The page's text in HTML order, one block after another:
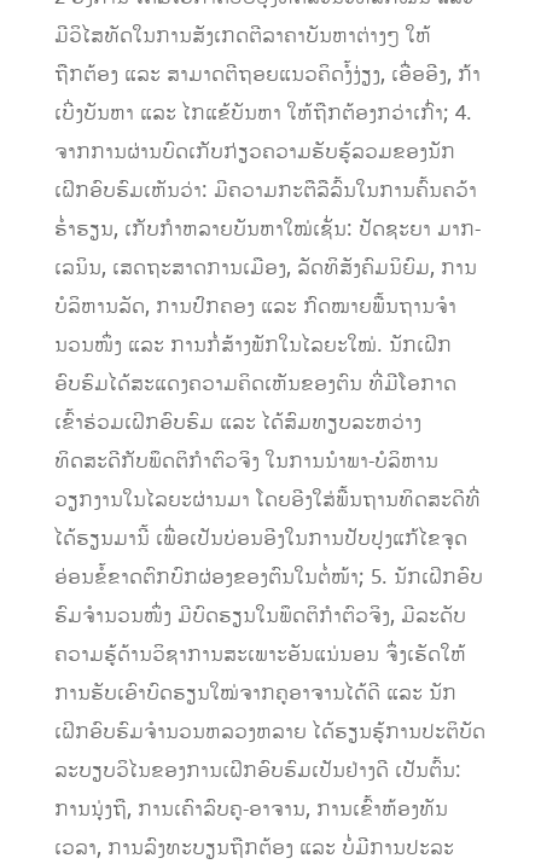
ມີວິໄສທັດໃນການສັງເກດຕີລາຄາບັນຫາຕ່າງໆ ໃຫ້
ຖືກຕ້ອງ ແລະ ສາມາດຕີຖອຍແນວຄິດງໍ້ງ່ຽງ, ເອື່ອອີງ, ກ້າ
ເບີ່ງບັນຫາ ແລະ ໄກແຂ້ບັນຫາ ໃຫ້ຖືກຕ້ອງກວ່າເກົ່າ; 4.
ຈາກການຜ່ານບົດເກັບກ່ຽວຄວາມຮັບຮູ້ລວມຂອງນັກ
ເຝິກອົບຮົມເຫັນວ່າ: ມີຄວາມກະຕືລືລົ້ນໃນການຄົ້ນຄວ້າ
ຮໍ່າຮຽນ, ເກັບກໍາຫລາຍບັນຫາໃໝ່ເຊັ່ນ: ປັດຊະຍາ ມາກ-
ເລນິນ, ເສດຖະສາດການເມືອງ, ລັດທິສັງຄົມນິຍົມ, ການ
ບໍລິຫານລັດ, ການປົກຄອງ ແລະ ກົດໝາຍພື້ນຖານຈໍາ
ນວນໜຶ່ງ ແລະ ການກໍ່ສ້າງພັກໃນໄລຍະໃໝ່. ນັກເຝິກ
ອົບຮົມໄດ້ສະແດງຄວາມຄິດເຫັນຂອງຕົນ ທີ່ມີໂອກາດ
ເຂົ້າຮ່ວມເຝິກອົບຮົມ ແລະ ໄດ້ສົມທຽບລະຫວ່າງ
ທິດສະດີກັບພຶດຕິກໍາຕົວຈິງ ໃນການນໍາພາ-ບໍລິຫານ
ວຽກງານໃນໄລຍະຜ່ານມາ ໂດຍອີງໃສ່ພື້ນຖານທິດສະດີທີ່
ໄດ້ຮຽນມານີ້ ເພື່ອເປັນບ່ອນອີງໃນການປັບປຸງແກ້ໄຂຈຸດ
ອ່ອນຂໍ້ຂາດຕົກບົກຜ່ອງຂອງຕົນໃນຕໍ່ໜ້າ; 5. ນັກເຝິກອົບ
ຮົມຈໍານວນໜຶ່ງ ມີບົດຮຽນໃນພຶດຕິກໍາຕົວຈິງ, ມີລະດັບ
ຄວາມຮູ້ດ້ານວິຊາການສະເພາະອັນແນ່ນອນ ຈຶ່ງເຮັດໃຫ້
ການຮັບເອົາບົດຮຽນໃໝ່ຈາກຄູອາຈານໄດ້ດີ ແລະ ນັກ
ເຝິກອົບຮົມຈໍານວນຫລວງຫລາຍ ໄດ້ຮຽນຮູ້ການປະຕິບັດ
ລະບຽບວິໄນຂອງການເຝິກອົບຮົມເປັນຢ່າງດີ ເປັນຕົ້ນ:
ການນຸ່ງຖື, ການເຄົາລົບຄູ-ອາຈານ, ການເຂົ້າຫ້ອງທັນ
ເວລາ, ການລົງທະບຽນຖືກຕ້ອງ ແລະ ບໍ່ມີການປະລະ